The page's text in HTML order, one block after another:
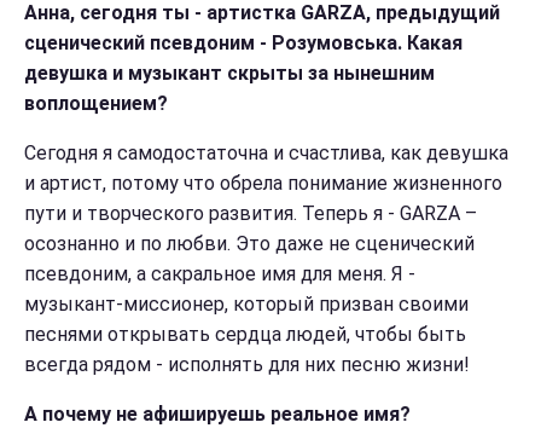
Анна, сегодня ты - артистка GARZA, предыдущий
сценический псевдоним - Розумовська. Какая
девушка и музыкант скрыты за нынешним
воплощением?
Сегодня я самодостаточна и счастлива, как девушка
и артист, потому что обрела понимание жизненного
пути и творческого развития. Теперь я - GARZA –
осознанно и по любви. Это даже не сценический
псевдоним, а сакральное имя для меня. Я -
музыкант-миссионер, который призван своими
песнями открывать сердца людей, чтобы быть
всегда рядом - исполнять для них песню жизни!
А почему не афишируешь реальное имя?